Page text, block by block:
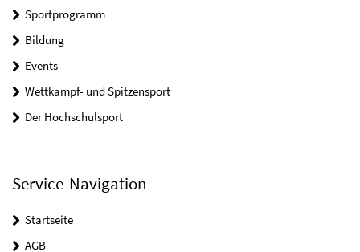
Sportprogramm
Bildung
Events
Wettkampf- und Spitzensport
Der Hochschulsport
Service-Navigation
Startseite
AGB